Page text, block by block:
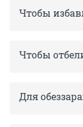
Чтобы
Чтобы
Для